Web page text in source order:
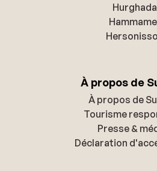
Hurghada
À propos de
À propos de
Tourisme
Presse &
Déclaration